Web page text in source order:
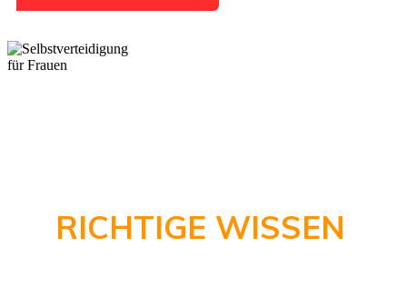
RICHTIGE WISSEN